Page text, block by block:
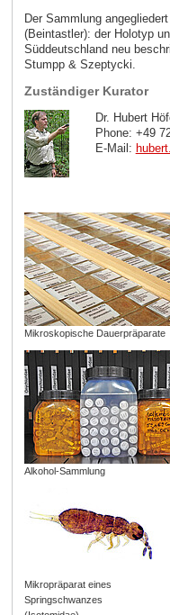
Der Sammlung
(Beintastler): der Holotyp
Süddeutschland neu
Stumpp & Szeptycki.
Zuständiger Kurator
Dr. Hubert
Phone: +49
E-Mail:
Mikroskopische Dauerpräparate
Alkohol-Sammlung
Mikropräparat eines
Springschwanzes